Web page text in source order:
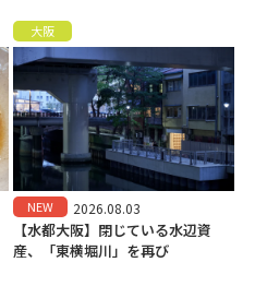
大阪
NEW 2026.08.03
【水都大阪】閉じている水辺資
産、「東横堀川」を再び